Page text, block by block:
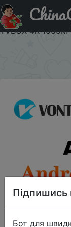
Купити по
Amlogic S905X4,
TVBOX 4K
Підпишись
Бот для